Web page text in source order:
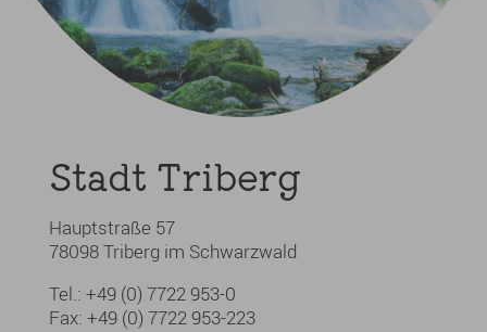
Stadt Triberg
Hauptstraße 57
78098 Triberg im Schwarzwald
Tel.: +49 (0) 7722 953-0
Fax: +49 (0) 7722 953-223